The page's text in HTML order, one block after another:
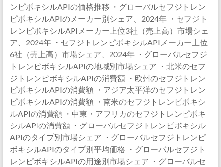
ンピボキシルAPIの価格推移 ・グローバルセフジトレン
ピボキシルAPIのメーカー別シェア、2024年 ・セフジト
レンピボキシルAPIメーカー上位3社（売上高）市場シェ
ア、2024年 ・セフジトレンピボキシルAPIメーカー上位
6社（売上高）市場シェア、2024年 ・グローバルセフジ
トレンピボキシルAPIの地域別市場シェア ・北米のセフ
ジトレンピボキシルAPIの消費額 ・欧州のセフジトレン
ピボキシルAPIの消費額 ・アジア太平洋のセフジトレン
ピボキシルAPIの消費額 ・南米のセフジトレンピボキシ
ルAPIの消費額 ・中東・アフリカのセフジトレンピボキ
シルAPIの消費額 ・グローバルセフジトレンピボキシル
APIのタイプ別市場シェア ・グローバルセフジトレンピ
ボキシルAPIのタイプ別平均価格 ・グローバルセフジト
レンピボキシルAPIの用途別市場シェア ・グローバルセ